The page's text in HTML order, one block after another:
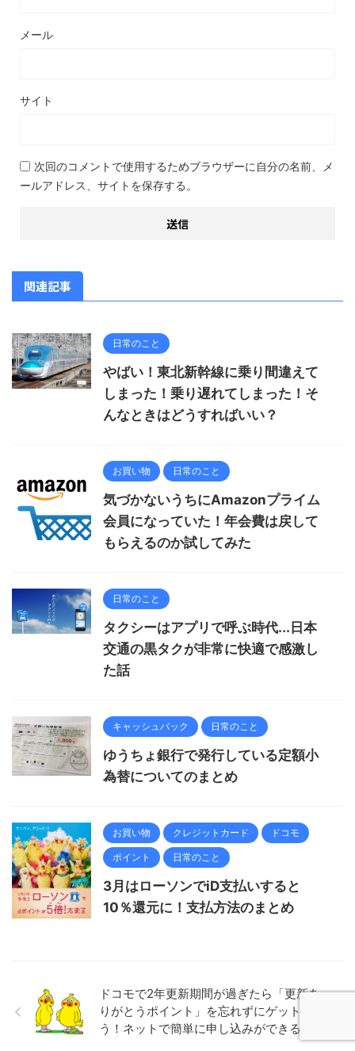
メール
サイト
次回のコメントで使用するためブラウザーに自分の名前、メ
ールアドレス、サイトを保存する。
関連記事
日常のこと
やばい！東北新幹線に乗り間違えて
しまった！乗り遅れてしまった！そ
んなときはどうすればいい？
お買い物 日常のこと
気づかないうちにAmazonプライム
会員になっていた！年会費は戻して
もらえるのか試してみた
日常のこと
タクシーはアプリで呼ぶ時代...日本
交通の黒タクが非常に快適で感激し
た話
キャッシュバック 日常のこと
ゆうちょ銀行で発行している定額小
為替についてのまとめ
お買い物 クレジットカード ドコモ
ポイント 日常のこと
3月はローソンでiD支払いすると
10％還元に！支払方法のまとめ
ドコモで2年更新期間が過ぎたら「更新あ
りがとうポイント」を忘れずにゲットしよ
う！ネットで簡単に申し込みができるよ